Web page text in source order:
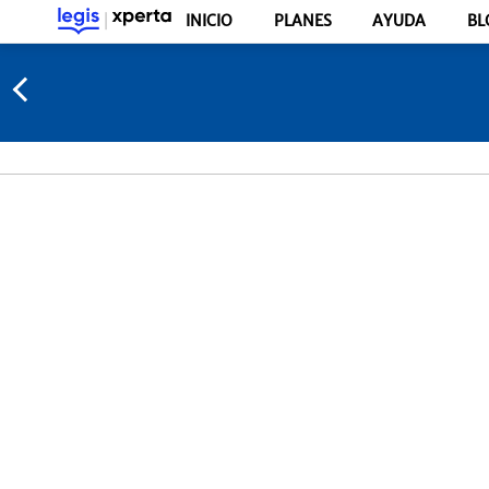
INICIO PLANES AYUDA